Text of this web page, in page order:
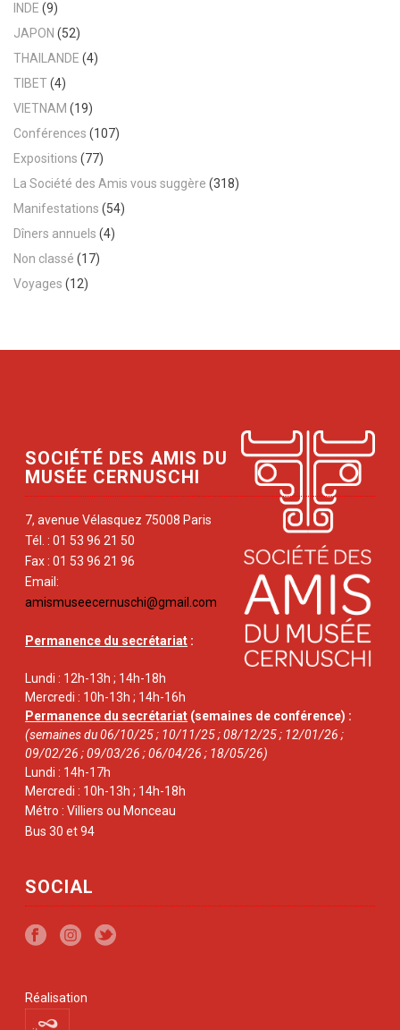
INDE (9)
JAPON (52)
THAILANDE (4)
TIBET(4)
VIETNAM (19)
Conférences (107)
Expositions (77)
La Société des Amis vous suggère (318)
Manifestations (54)
Dîners annuels (4)
Non classé (17)
Voyages (12)
SOCIÉTÉ DES AMIS DU
MUSÉE CERNUSCHI
7, avenue Vélasquez 75008 Paris
Tél. : 01 53 96 21 50
Fax : 01 53 96 21 96
Email:
amismuseecernuschi@gmail.com
Permanence du secrétariat :
Lundi : 12h-13h ; 14h-18h
Mercredi : 10h-13h ; 14h-16h
Permanence du secrétariat (semaines de conférence) :
(semaines du 06/10/25 ; 10/11/25 ; 08/12/25 ; 12/01/26 ;
09/02/26 ; 09/03/26 ; 06/04/26 ; 18/05/26)
Lundi : 14h-17h
Mercredi : 10h-13h ; 14h-18h
Métro : Villiers ou Monceau
Bus 30 et 94
SOCIAL
Réalisation